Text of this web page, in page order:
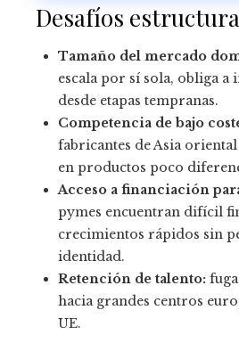
Desafíos
Tamaño del mercado
escala por sí sola, obliga
desde etapas tempranas.
Competencia de bajo
fabricantes de Asia
en productos poco
Acceso a financiación
pymes encuentran difícil
crecimientos rápidos sin
identidad.
Retención de talento:
hacia grandes centros
UE.